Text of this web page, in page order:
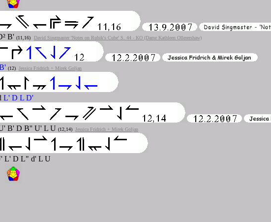
B' (11,16) David Singmaster 'Notes on Rubik's Cube' S. 44 - KO (Dame Kathleen Ollerershaw)
(12) Jessica Fridrich + Mirek Goljan
L' D L D'
B' D B'' U' L U (12,14) Jessica Fridrich + Mirek Goljan
L' D L" d' L U